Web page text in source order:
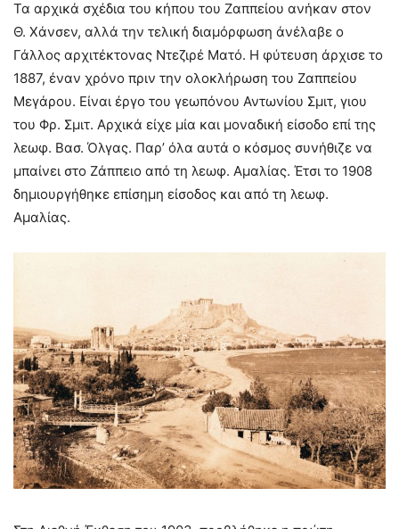
Τα αρχικά σχέδια του κήπου του Ζαππείου ανήκαν στον
Θ. Χάνσεν, αλλά την τελική διαμόρφωση άνέλαβε ο
Γάλλος αρχιτέκτονας Ντεζιρέ Ματό. Η φύτευση άρχισε το
1887, έναν χρόνο πριν την ολοκλήρωση του Ζαππείου
Μεγάρου. Είναι έργο του γεωπόνου Αντωνίου Σμιτ, γιου
του Φρ. Σμιτ. Αρχικά είχε μία και μοναδική είσοδο επί της
λεωφ. Βασ. Όλγας. Παρ’ όλα αυτά ο κόσμος συνήθιζε να
μπαίνει στο Ζάππειο από τη λεωφ. Αμαλίας. Έτσι το 1908
δημιουργήθηκε επίσημη είσοδος και από τη λεωφ.
Αμαλίας.